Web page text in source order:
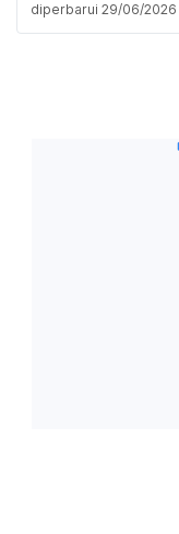
diperbarui 29/06/2026